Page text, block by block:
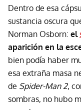
Dentro de esa
sustancia oscura
Norman Osborn: el
aparición en la
bien podía haber
esa extraña masa
de Spider-Man 2,
sombras, no hubo